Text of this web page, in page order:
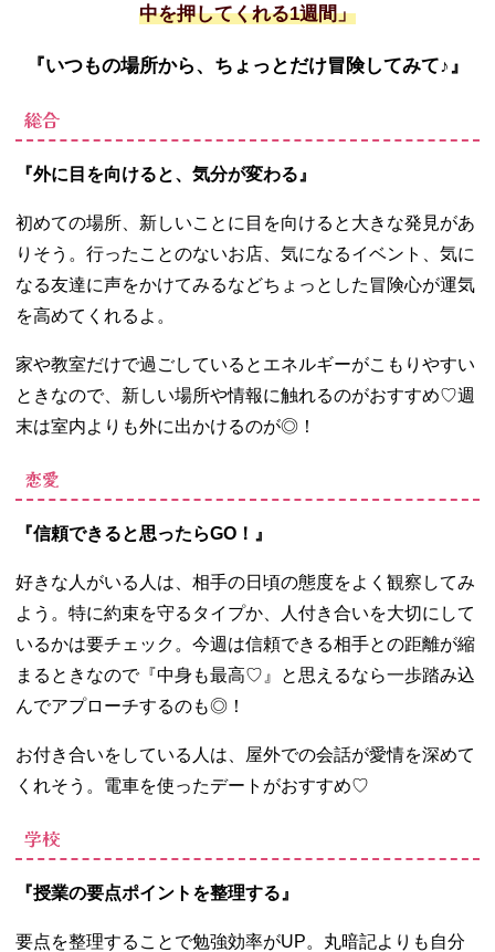
中を押してくれる1週間」
『いつもの場所から、ちょっとだけ冒険してみて♪』
総合
『外に目を向けると、気分が変わる』
初めての場所、新しいことに目を向けると大きな発見があ
りそう。行ったことのないお店、気になるイベント、気に
なる友達に声をかけてみるなどちょっとした冒険心が運気
を高めてくれるよ。
家や教室だけで過ごしているとエネルギーがこもりやすい
ときなので、新しい場所や情報に触れるのがおすすめ♡週
末は室内よりも外に出かけるのが◎！
恋愛
『信頼できると思ったらGO！』
好きな人がいる人は、相手の日頃の態度をよく観察してみ
よう。特に約束を守るタイプか、人付き合いを大切にして
いるかは要チェック。今週は信頼できる相手との距離が縮
まるときなので『中身も最高♡』と思えるなら一歩踏み込
んでアプローチするのも◎！
お付き合いをしている人は、屋外での会話が愛情を深めて
くれそう。電車を使ったデートがおすすめ♡
学校
『授業の要点ポイントを整理する』
要点を整理することで勉強効率がUP。丸暗記よりも自分